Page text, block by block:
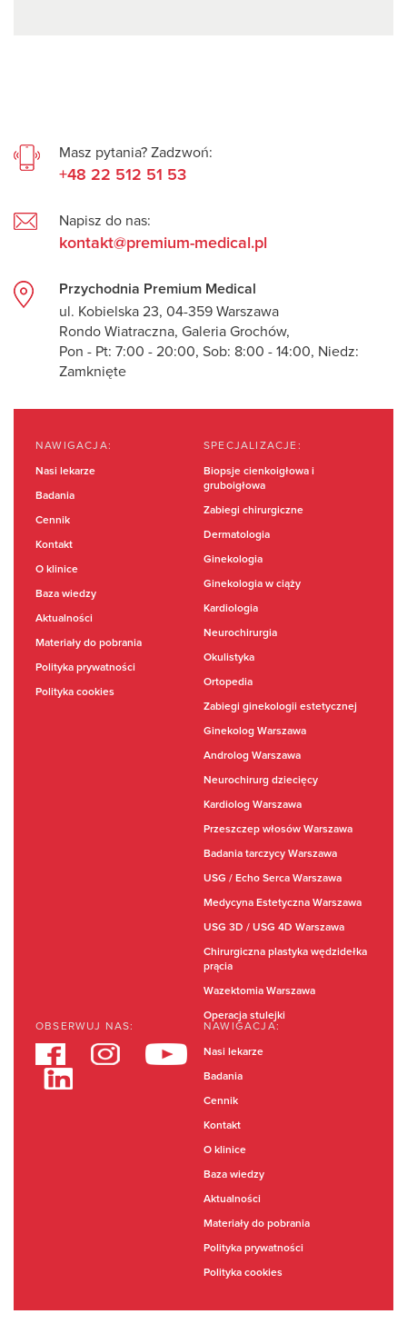
Masz pytania? Zadzwoń:
+48 22 512 51 53
Napisz do nas:
kontakt@premium-medical.pl
Przychodnia Premium Medical
ul. Kobielska 23, 04-359 Warszawa
Rondo Wiatraczna, Galeria Grochów,
Pon - Pt: 7:00 - 20:00, Sob: 8:00 - 14:00, Niedz:
Zamknięte
NAWIGACJA:
Nasi lekarze
Badania
Cennik
Kontakt
O klinice
Baza wiedzy
Aktualności
Materiały do pobrania
Polityka prywatności
Polityka cookies
SPECJALIZACJE:
Biopsje cienkoigłowa i
gruboigłowa
Zabiegi chirurgiczne
Dermatologia
Ginekologia
Ginekologia w ciąży
Kardiologia
Neurochirurgia
Okulistyka
Ortopedia
Zabiegi ginekologii estetycznej
Ginekolog Warszawa
Androlog Warszawa
Neurochirurg dziecięcy
Kardiolog Warszawa
Przeszczep włosów Warszawa
Badania tarczycy Warszawa
USG / Echo Serca Warszawa
Medycyna Estetyczna Warszawa
USG 3D / USG 4D Warszawa
Chirurgiczna plastyka wędzidełka
prącia
Wazektomia Warszawa
Operacja stulejki
OBSERWUJ NAS: NAWIGACJA:
Nasi lekarze
Badania
Cennik
Kontakt
O klinice
Baza wiedzy
Aktualności
Materiały do pobrania
Polityka prywatności
Polityka cookies